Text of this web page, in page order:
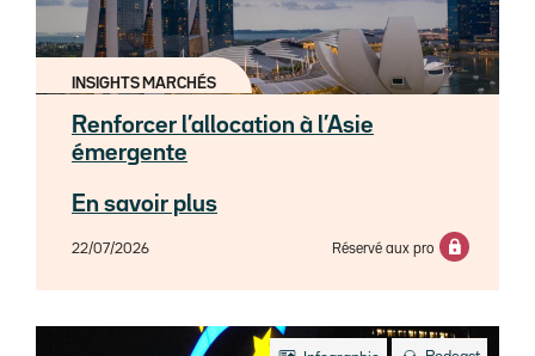
INSIGHTS MARCHÉS
Renforcer l’allocation à l’Asie
émergente
En savoir plus
22/07/2026 Réservé aux pro